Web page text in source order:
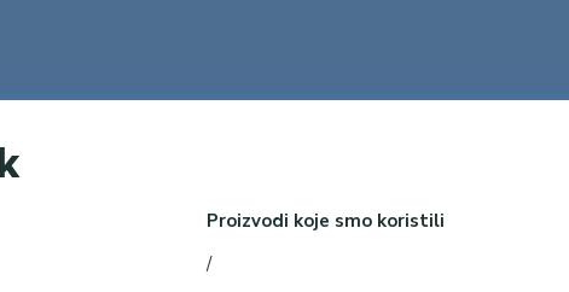
Proizvodi koje smo koristili
/